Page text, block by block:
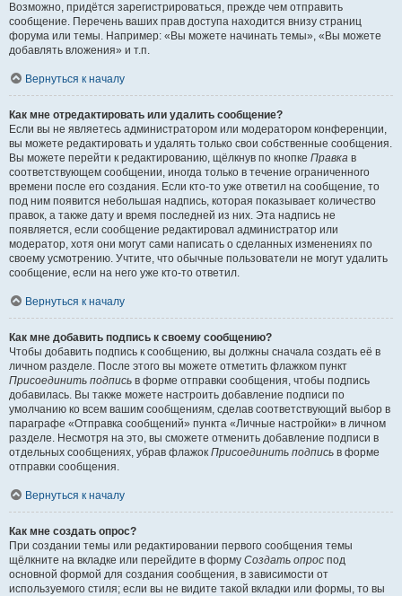
Возможно, придётся зарегистрироваться, прежде чем отправить
сообщение. Перечень ваших прав доступа находится внизу страниц
форума или темы. Например: «Вы можете начинать темы», «Вы можете
добавлять вложения» и т.п.
Вернуться к началу
Как мне отредактировать или удалить сообщение?
Если вы не являетесь администратором или модератором конференции,
вы можете редактировать и удалять только свои собственные сообщения.
Вы можете перейти к редактированию, щёлкнув по кнопке Правка в
соответствующем сообщении, иногда только в течение ограниченного
времени после его создания. Если кто-то уже ответил на сообщение, то
под ним появится небольшая надпись, которая показывает количество
правок, а также дату и время последней из них. Эта надпись не
появляется, если сообщение редактировал администратор или
модератор, хотя они могут сами написать о сделанных изменениях по
своему усмотрению. Учтите, что обычные пользователи не могут удалить
сообщение, если на него уже кто-то ответил.
Вернуться к началу
Как мне добавить подпись к своему сообщению?
Чтобы добавить подпись к сообщению, вы должны сначала создать её в
личном разделе. После этого вы можете отметить флажком пункт
Присоединить подпись в форме отправки сообщения, чтобы подпись
добавилась. Вы также можете настроить добавление подписи по
умолчанию ко всем вашим сообщениям, сделав соответствующий выбор в
параграфе «Отправка сообщений» пункта «Личные настройки» в личном
разделе. Несмотря на это, вы сможете отменить добавление подписи в
отдельных сообщениях, убрав флажок Присоединить подпись в форме
отправки сообщения.
Вернуться к началу
Как мне создать опрос?
При создании темы или редактировании первого сообщения темы
щёлкните на вкладке или перейдите в форму Создать опрос под
основной формой для создания сообщения, в зависимости от
используемого стиля; если вы не видите такой вкладки или формы, то вы